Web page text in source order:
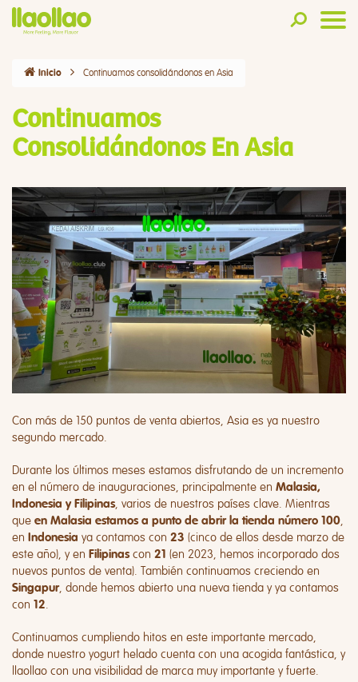
Inicio Continuamos consolidándonos en Asia
Continuamos
Consolidándonos En Asia
Con más de 150 puntos de venta abiertos, Asia es ya nuestro
segundo mercado.
Durante los últimos meses estamos disfrutando de un incremento
en el número de inauguraciones, principalmente en Malasia,
Indonesia y Filipinas, varios de nuestros países clave. Mientras
que en Malasia estamos a punto de abrir la tienda número 100,
en Indonesia ya contamos con 23 (cinco de ellos desde marzo de
este año), y en Filipinascon 21 (en 2023, hemos incorporado dos
nuevos puntos de venta). También continuamos creciendo en
Singapur, donde hemos abierto una nueva tienda y ya contamos
con 12.
Continuamos cumpliendo hitos en este importante mercado,
donde nuestro yogurt helado cuenta con una acogida fantástica, y
llaollao con una visibilidad de marca muy importante y fuerte.